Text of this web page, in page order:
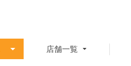
店舗一覧